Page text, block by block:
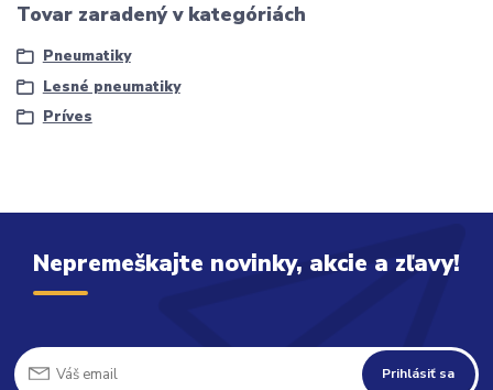
Tovar zaradený v kategóriách
Pneumatiky
Lesné pneumatiky
Príves
Nepremeškajte novinky, akcie a zľavy!
Prihlásiť sa